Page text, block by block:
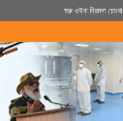
মরু ওইবা হিরমদা চোংবা